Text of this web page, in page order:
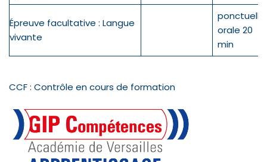
Épreuve facultative : Langue
vivante
ponctuelle
orale 20
min
CCF : Contrôle en cours de formation